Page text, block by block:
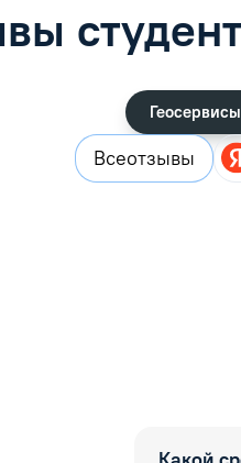
Геосервисы
Всеотзывы